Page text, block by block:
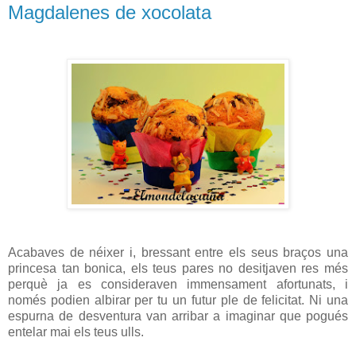
Magdalenes de xocolata
Acabaves de néixer i, bressant entre els seus braços una
princesa tan bonica, els teus pares no desitjaven res més
perquè ja es consideraven immensament afortunats, i
només podien albirar per tu un futur ple de felicitat. Ni una
espurna de desventura van arribar a imaginar que pogués
entelar mai els teus ulls.